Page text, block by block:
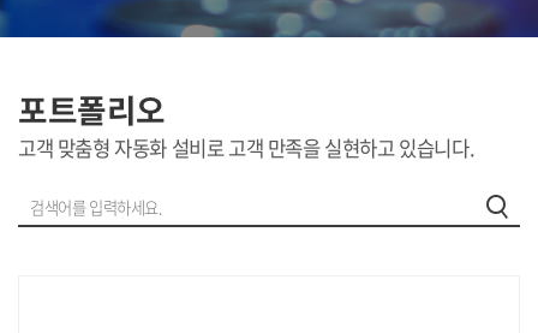
포트폴리오
고객 맞춤형 자동화 설비로 고객 만족을 실현하고 있습니다.